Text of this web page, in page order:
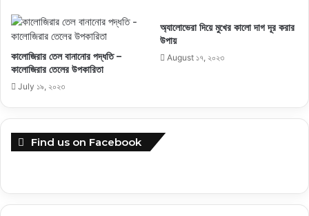
কালোজিরার তেল বানানোর পদ্ধতি –
কালোজিরার তেলের উপকারিতা
July ১৯, ২০২৩
অ্যালোভেরা দিয়ে মুখের কালো দাগ দূর করার
উপায়
August ১৭, ২০২৩
Find us on Facebook